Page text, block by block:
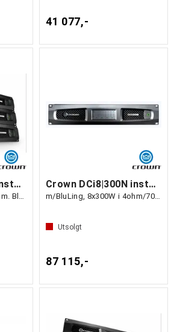
41 077,-
Crown DCi4 600N installasjonsforst.
4 x 600W i 4ohm/70/100 m. BluLink
Crown DCi8|300N installasjonsforsterker
m/BluLing, 8x300W i 4ohm/70/10
Utsolgt
87 115,-